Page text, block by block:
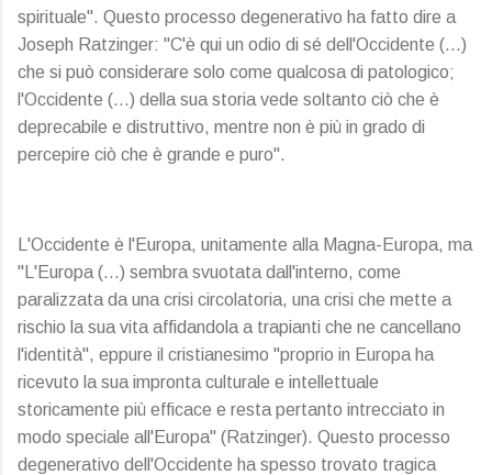
spirituale". Questo processo degenerativo ha fatto dire a
Joseph Ratzinger: "C'è qui un odio di sé dell'Occidente (…)
che si può considerare solo come qualcosa di patologico;
l'Occidente (…) della sua storia vede soltanto ciò che è
deprecabile e distruttivo, mentre non è più in grado di
percepire ciò che è grande e puro".
L'Occidente è l'Europa, unitamente alla Magna-Europa, ma
"L'Europa (…) sembra svuotata dall'interno, come
paralizzata da una crisi circolatoria, una crisi che mette a
rischio la sua vita affidandola a trapianti che ne cancellano
l'identità", eppure il cristianesimo "proprio in Europa ha
ricevuto la sua impronta culturale e intellettuale
storicamente più efficace e resta pertanto intrecciato in
modo speciale all'Europa" (Ratzinger). Questo processo
degenerativo dell'Occidente ha spesso trovato tragica